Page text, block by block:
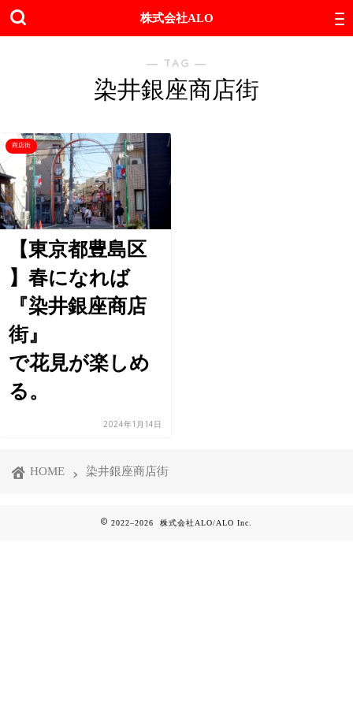
株式会社ALO
― TAG ―
染井銀座商店街
商店街
【東京都豊島区
】春になれば
『染井銀座商店
街』
で花見が楽しめ
る。
2024年1月14日
HOME 染井銀座商店街
2022–2026 株式会社ALO/ALO Inc.